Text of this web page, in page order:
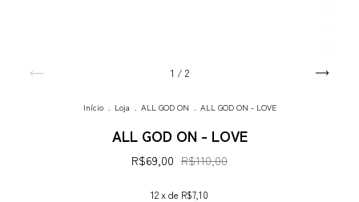
1 / 2
Início Loja ALL GOD ON ALL GOD ON - LOVE
ALL GOD ON - LOVE
R$69,00 R$110,00
12 x de R$7,10